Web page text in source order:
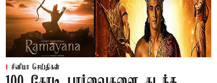
சினிமா செய்திகள்